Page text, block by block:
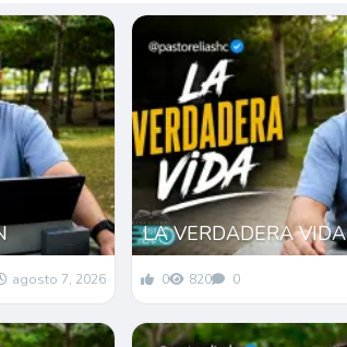
agosto 7, 2026
LA VERDADERA VIDA
0 820 0